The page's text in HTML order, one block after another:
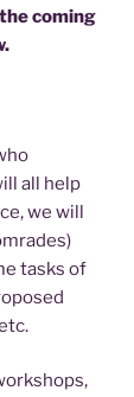
coming
all help
we will
tasks of